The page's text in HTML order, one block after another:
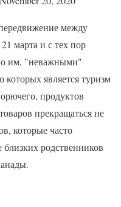
между
марта и с тех пор
им, "неважными"
которых является туризм
продуктов
прекращаться не
которые часто
близких родственников